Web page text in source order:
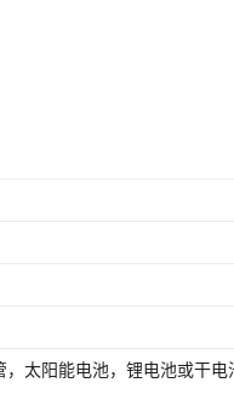
太阳能电池，锂电池或干电